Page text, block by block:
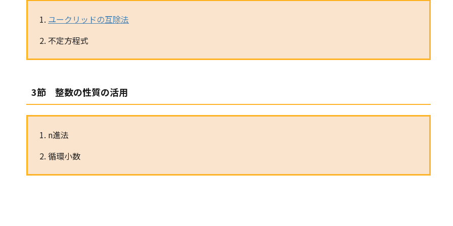
ユークリッドの互除法
不定方程式
3節 整数の性質の活用
n進法
循環小数